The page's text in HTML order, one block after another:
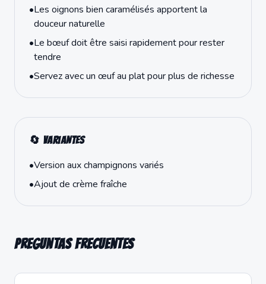
•Les oignons bien caramélisés apportent la
douceur naturelle
•Le bœuf doit être saisi rapidement pour rester
tendre
•Servez avec un œuf au plat pour plus de richesse
🔄 Variantes
•Version aux champignons variés
•Ajout de crème fraîche
Preguntas frecuentes